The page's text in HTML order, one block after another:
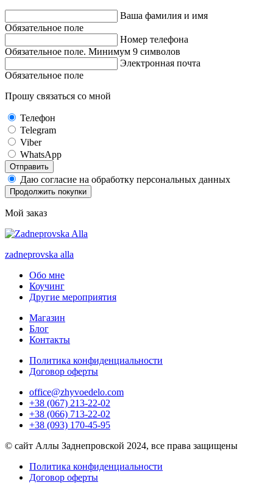
Ваша фамилия и имя
Обязательное поле
Номер телефона
Обязательное поле. Минимум 9 символов
Электронная почта
Обязательное поле
Прошу связаться со мной
Телефон
Telegram
Viber
WhatsApp
Отправить
Даю согласие на обработку персональных данных
Продолжить покупки
Мой заказ
zadneprovska alla
Обо мне
Коучинг
Другие мероприятия
Магазин
Блог
Контакты
Политика конфиденциальности
Договор оферты
office@zhyvoedelo.com
+38 (067) 213-22-02
+38 (066) 713-22-02
+38 (093) 170-45-95
© сайт Аллы Заднепровской 2024, все права защищены
Политика конфиденциальности
Договор оферты